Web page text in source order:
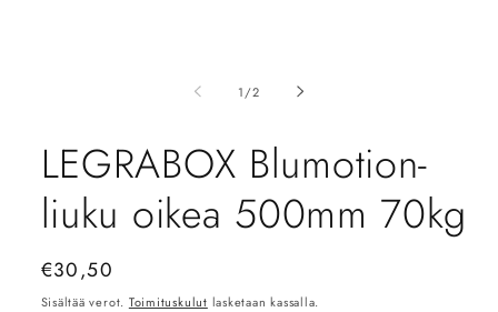
1//2
LEGRABOX Blumotion-
liuku oikea 500mm 70kg
Normaalihinta
€30,50
Sisältää verot. Toimituskulut lasketaan kassalla.